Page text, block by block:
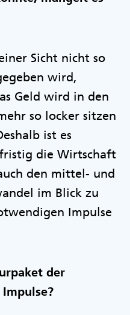
Sicht nicht so
wird,
Geld wird in den
so locker sitzen
ist es
die Wirtschaft
den mittel- und
im Blick zu
Impulse
der